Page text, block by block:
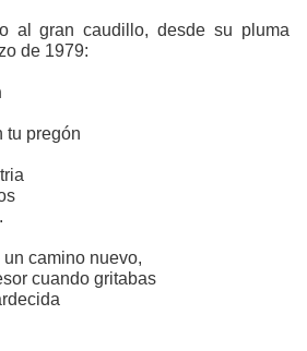
al gran caudillo, desde su pluma
de 1979:
tu pregón
camino nuevo,
cuando gritabas